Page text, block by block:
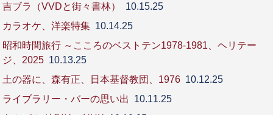
吉ブラ（VVDと街々書林）
10.15.25
カラオケ、洋楽特集 10.14.25
昭和時間旅行 ～こころのベストテン1978-1981、ヘリテー
ジ、2025 10.13.25
土の器に、森有正、日本基督教団、1976 10.12.25
ライブラリー・バーの思い出
10.11.25